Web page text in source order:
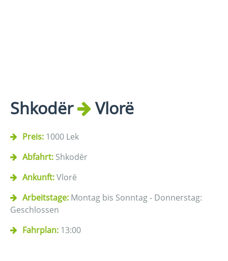
Shkodër Vlorë
Preis: 1000 Lek
Abfahrt: Shkodër
Ankunft:Vlorë
Arbeitstage: Montag bis Sonntag - Donnerstag:
Geschlossen
Fahrplan: 13:00